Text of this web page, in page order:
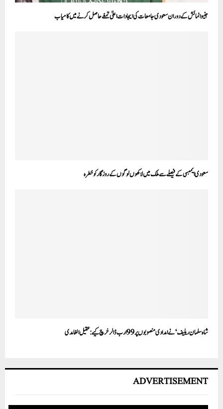
جنیوا نمائش کے دوران سعودی جامعات کی ایجادات اعلیٰ تمغے حاصل کرنے میں کامیاب
سعودی ایمبسی کے فیصلے سے ملک میں لاکھوں لوگوں کے روزگار کو خطرہ
شاہ سلمان ریلیف ‘ نے امدادی منصوبوں پر 99ارب ڈالر خرچ کیے:عقیل الغامدی
ADVERTISEMENT